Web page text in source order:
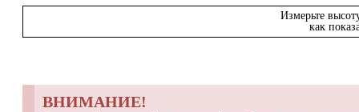
Измерьте
как
ВНИМАНИЕ!